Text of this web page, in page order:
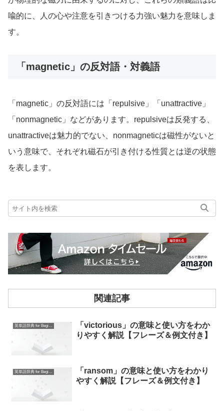
喩的に、人の心や注意を引きつける力強い魅力を意味しま
す。
「magnetic」の反対語・対義語
「magnetic」の反対語には「repulsive」「unattractive」
「nonmagnetic」などがあります。repulsiveは反発する、
unattractiveは魅力的でない、nonmagneticは磁性がないと
いう意味で、それぞれ磁石が引き付ける性質とは逆の状態
を表します。
関連記事
英単語辞典 for Beginners
「victorious」の意味と使い方をわか
りやすく解説【フレーズ＆例文付き】
英単語辞典 for Beginners
「ransom」の意味と使い方をわかり
やすく解説【フレーズ＆例文付き】